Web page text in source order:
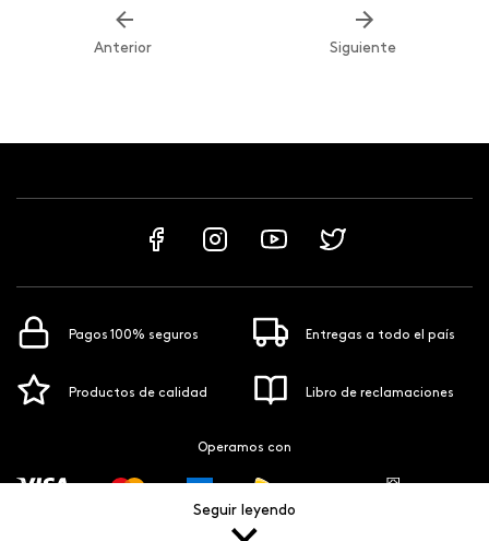
Seguir leyendo
Anterior Siguiente
Pagos 100% seguros Entregas a todo el país
Productos de calidad Libro de reclamaciones
Operamos con